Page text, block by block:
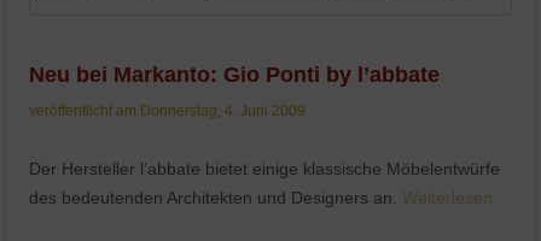
Neu bei Markanto: Gio Ponti by l’abbate
veröffentlicht am Donnerstag, 4. Juni 2009
Der Hersteller l’abbate bietet einige klassische Möbelentwürfe
des bedeutenden Architekten und Designers an.Weiterlesen